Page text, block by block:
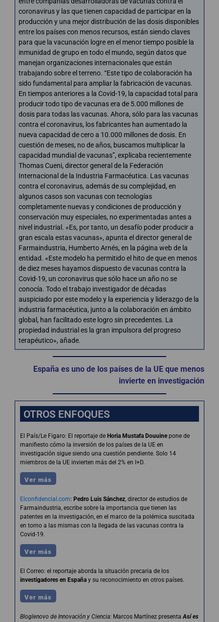
coronavirus y las que tienen capacidad de participar en la
producción y una mejor distribución de las dosis disponibles
entre los países con menos recursos, están siendo claves
para que la vacunación logre en el menor tiempo posible la
inmunidad de grupo en todo el mundo, según datos que
manejan organizaciones internacionales que están
trabajando sobre el terreno. “Este tipo de colaboración ha
sido fundamental para ampliar la fabricación de vacunas.
En tiempos anteriores a la Covid-19, la capacidad total para
producir todo tipo de vacunas era de 5.000 millones de
dosis para todas las vacunas. Ahora, sólo para las vacunas
contra el coronavirus, los fabricantes han aumentado la
nueva capacidad de cero a 10.000 millones de dosis. En
cuestión de meses, no de años, buscamos multiplicar la
capacidad mundial de vacunas”, explicaba recientemente
Thomas Cueni, director general de la Federación
Internacional de la Industria Farmacéutica. Las vacunas
contra el coronavirus, además de su complejidad, en
algunos casos son vacunas con tecnologías
completamente nuevas y condiciones de producción y
conservación muy especiales, no experimentadas antes a
nivel industrial. «Es, por tanto, un desafío poder producir a
gran escala estas vacunas», apunta el director general de
Farmaindustria, Humberto Arnés, en la página web de la
entidad. «Este modelo ha permitido el hito de que en menos
de diez meses hayamos dispuesto de vacunas contra la
Covid-19, un coronavirus que sólo hace un año no se
conocía. Todo el trabajo investigador de décadas
auspiciado por este modelo y la experiencia y liderazgo de la
industria farmacéutica, junto a la colaboración en ámbito
global, han facilitado este logro sin precedentes. La
propiedad industrial es la gran impulsora del progreso
terapéutico», añade.
España es uno de los países de la UE que menos
invierte en investigación
OTROS ENFOQUES
El País/Le Figaro: El reportaje de Horia Mustafa Douuinepone de
manifiesto cómo la inversión de los países de la UE en
investigación sigue siendo una cuestión pendiente. Solo 14
miembros de la UE invierten más del 2% en I+D.
Ver más
Elconfidencial.com: Pedro Luis Sánchez, director de estudios de
Farmaindustria, escribe sobre la importancia que tienen las
patentes en la investigación, en el marco de la polémica suscitada
en torno a las mismas con la llegada de las vacunas contra la
Covid-19.
Ver más
El Correo: el reportaje aborda la situación precaria de los
investigadores en España y su reconocimiento en otros países.
Ver más
Bloglenovo de Innovación y Ciencia: Marcos Martínez presentaAsí es